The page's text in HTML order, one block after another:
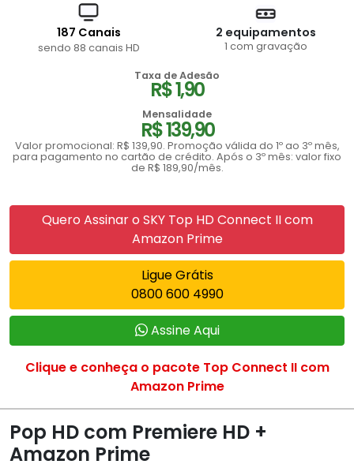
187 Canais
sendo 88 canais HD
2 equipamentos
1 com gravação
Taxa de Adesão
R$ 1,90
Mensalidade
R$ 139,90
Valor promocional: R$ 139,90. Promoção válida do 1º ao 3º mês,
para pagamento no cartão de crédito. Após o 3º mês: valor fixo
de R$ 189,90/mês.
Quero Assinar o SKY Top HD Connect II com
Amazon Prime
Ligue Grátis
0800 600 4990
Assine Aqui
Clique e conheça o pacote Top Connect II com
Amazon Prime
Pop HD com Premiere HD +
Amazon Prime